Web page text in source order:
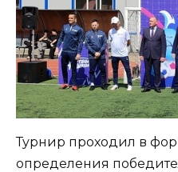
Турнир проходил в
определения